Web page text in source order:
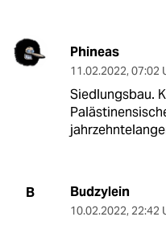
Phineas
11.02.2022, 07:02
Siedlungsbau.
B Budzylein
10.02.2022, 22:42